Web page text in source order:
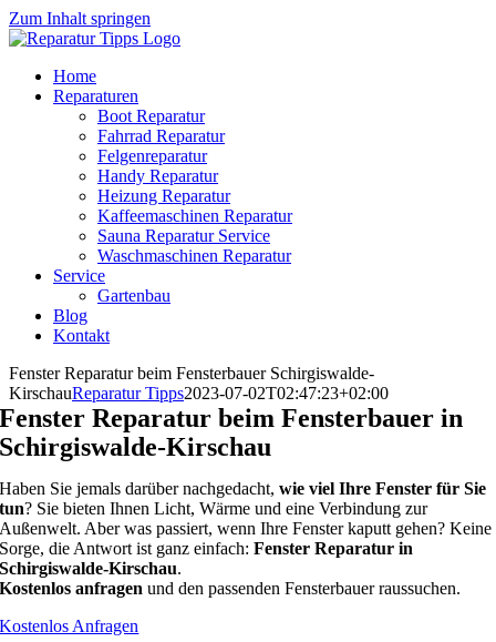
Zum Inhalt springen
Home
Reparaturen
Boot Reparatur
Fahrrad Reparatur
Felgenreparatur
Handy Reparatur
Heizung Reparatur
Kaffeemaschinen Reparatur
Sauna Reparatur Service
Waschmaschinen Reparatur
Service
Gartenbau
Blog
Kontakt
Fenster Reparatur beim Fensterbauer Schirgiswalde-
KirschauReparatur Tipps2023-07-02T02:47:23+02:00
Fenster Reparatur beim Fensterbauer in
Schirgiswalde-Kirschau
Haben Sie jemals darüber nachgedacht,wie viel Ihre Fenster für Sie
tun? Sie bieten Ihnen Licht, Wärme und eine Verbindung zur
Außenwelt. Aber was passiert, wenn Ihre Fenster kaputt gehen? Keine
Sorge, die Antwort ist ganz einfach: Fenster Reparatur in
Schirgiswalde-Kirschau.
Kostenlos anfragen und den passenden Fensterbauer raussuchen.
Kostenlos Anfragen